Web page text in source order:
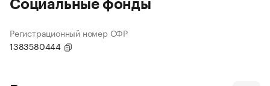
Социальные фонды
Регистрационный номер СФР
1383580444